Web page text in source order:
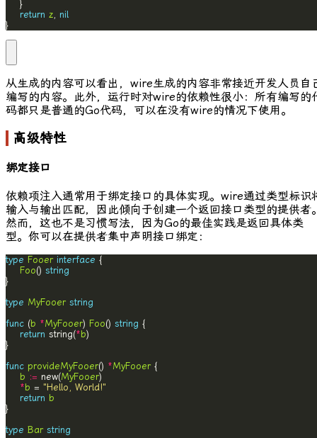
return z, nil
}
从生成的内容可以看出， wire生成的内容非常接近开发人员自
编写的内容。此外，运行时对wire的依赖性很小：所有编写的
码都只是普通的Go代码，可以在没有wire的情况下使用。
高级特性
绑定接口
依赖项注入通常用于绑定接口的具体实现。 wire通过类型标识
输入与输出匹配，因此倾向于创建一个返回接口类型的提供者
然而，这也不是习惯写法，因为Go的最佳实践是返回具体类
型。你可以在提供者集中声明接口绑定：
type Fooer interface
Foo() string
type MyFooer string
func (b *MyFooer) Foo() string
return string(*b
func provideMyFooer() *MyFooer
b := new(MyFooer
*b = "Hello, World!"
return b
type Bar string